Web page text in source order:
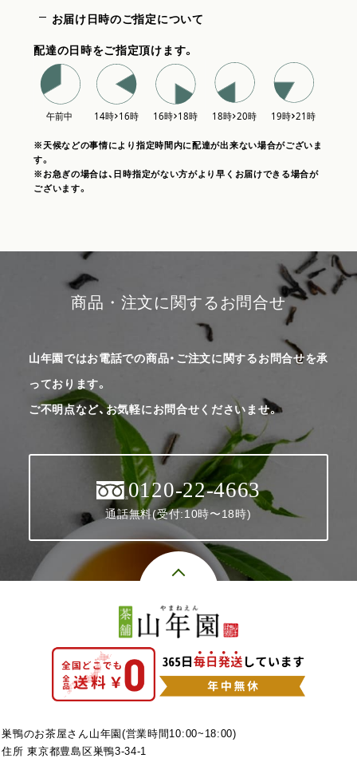
お届け日時のご指定について
配達の日時をご指定頂けます。
※天候などの事情により指定時間内に配達が出来ない場合がございま
す。
※お急ぎの場合は、日時指定がない方がより早くお届けできる場合が
ございます。
商品・注文に関するお問合せ
山年園ではお電話での商品・ご注文に関するお問合せを承
っております。
ご不明点など、お気軽にお問合せくださいませ。
0120-22-4663
通話無料(受付:10時〜18時)
巣鴨のお茶屋さん山年園(営業時間10:00~18:00)
住所 東京都豊島区巣鴨3-34-1